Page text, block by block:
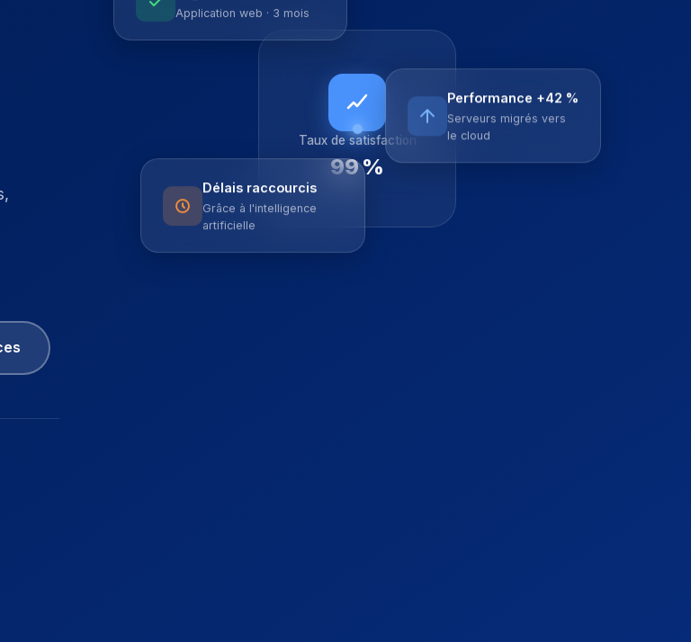
Taux de satisfaction
99 %
Application web · 3 mois
Performance +42 %
le cloud
Délais raccourcis
Grâce à l'intelligence
artificielle